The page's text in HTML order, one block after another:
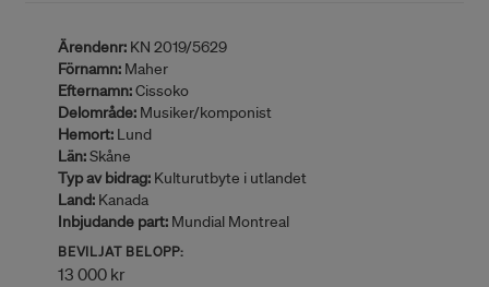
Ärendenr: KN 2019/5629
Förnamn: Maher
Efternamn:Cissoko
Delområde: Musiker/komponist
Hemort: Lund
Län:Skåne
Typ av bidrag: Kulturutbyte i utlandet
Land: Kanada
Inbjudande part: Mundial Montreal
BEVILJAT BELOPP:
13 000 kr